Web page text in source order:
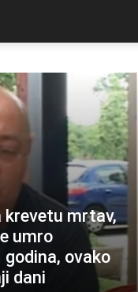
krevetu mrtav,
umro
ovako
dani